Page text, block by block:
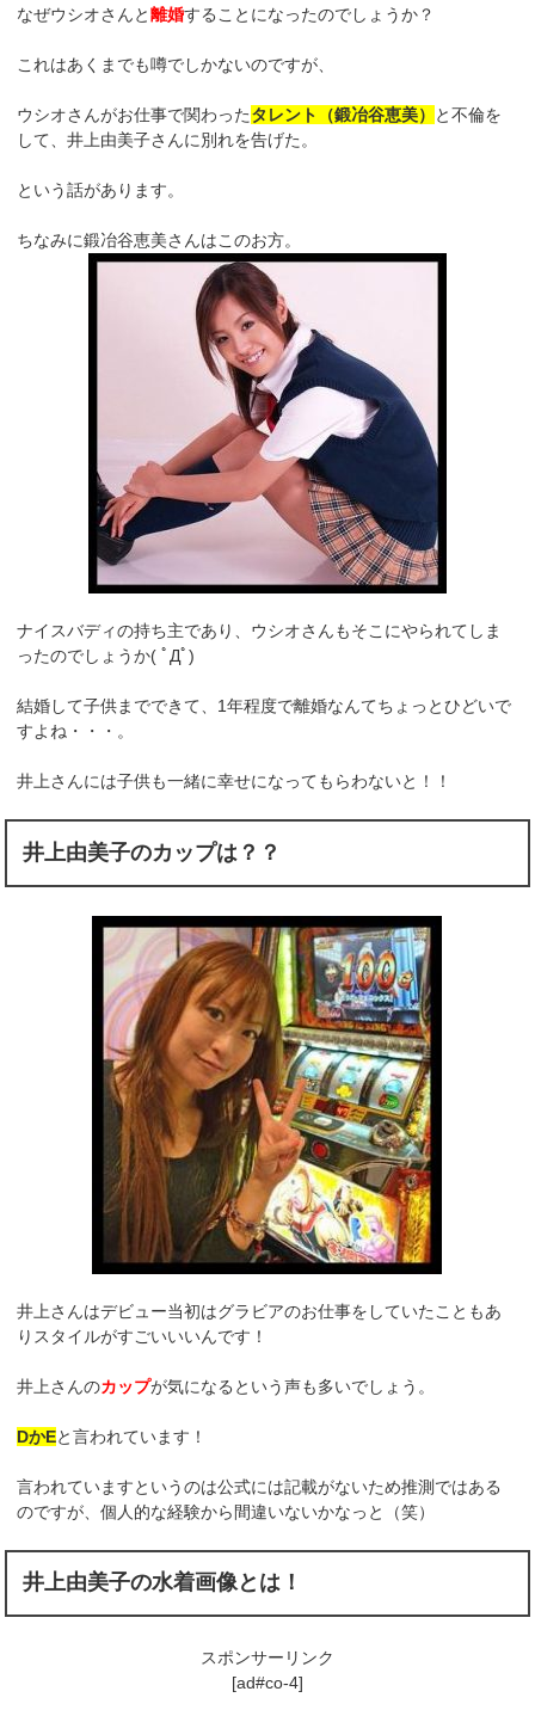
なぜウシオさんと離婚することになったのでしょうか？
これはあくまでも噂でしかないのですが、
ウシオさんがお仕事で関わったタレント（鍛冶谷恵美） と不倫を
して、井上由美子さんに別れを告げた。
という話があります。
ちなみに鍛冶谷恵美さんはこのお方。
ナイスバディの持ち主であり、ウシオさんもそこにやられてしま
ったのでしょうか( ﾟДﾟ)
結婚して子供までできて、1年程度で離婚なんてちょっとひどいで
すよね・・・。
井上さんには子供も一緒に幸せになってもらわないと！！
井上由美子のカップは？？
井上さんはデビュー当初はグラビアのお仕事をしていたこともあ
りスタイルがすごいいいんです！
井上さんのカップが気になるという声も多いでしょう。
DかEと言われています！
言われていますというのは公式には記載がないため推測ではある
のですが、個人的な経験から間違いないかなっと（笑）
井上由美子の水着画像とは！
スポンサーリンク
[ad#co-4]